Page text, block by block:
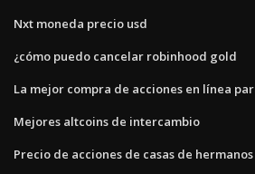
Nxt moneda precio usd
¿cómo puedo cancelar robinhood gold
La mejor compra de acciones en línea
Mejores altcoins de intercambio
Precio de acciones de casas de